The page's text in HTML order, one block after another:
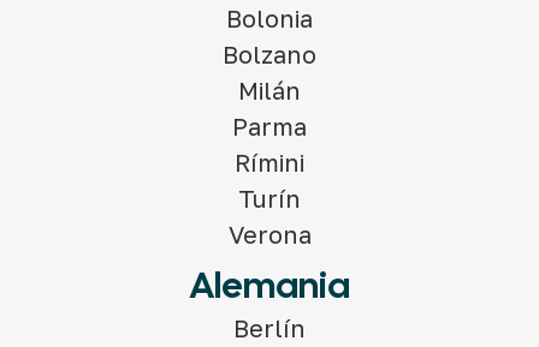
Bolonia
Bolzano
Milán
Parma
Rímini
Turín
Verona
Alemania
Berlín